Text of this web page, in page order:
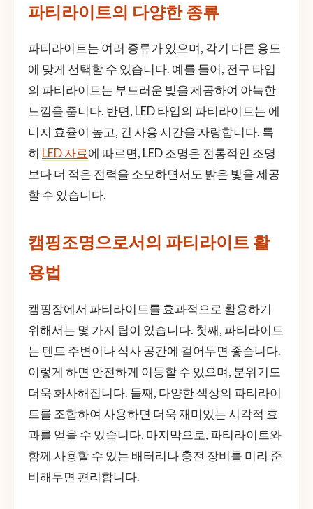
파티라이트의 다양한 종류
파티라이트는 여러 종류가 있으며, 각기 다른 용도
에 맞게 선택할 수 있습니다. 예를 들어, 전구 타입
의 파티라이트는 부드러운 빛을 제공하여 아늑한
느낌을 줍니다. 반면, LED 타입의 파티라이트는 에
너지 효율이 높고, 긴 사용 시간을 자랑합니다. 특
히 LED 자료에 따르면, LED 조명은 전통적인 조명
보다 더 적은 전력을 소모하면서도 밝은 빛을 제공
할 수 있습니다.
캠핑조명으로서의 파티라이트 활
용법
캠핑장에서 파티라이트를 효과적으로 활용하기
위해서는 몇 가지 팁이 있습니다. 첫째, 파티라이트
는 텐트 주변이나 식사 공간에 걸어두면 좋습니다.
이렇게 하면 안전하게 이동할 수 있으며, 분위기도
더욱 화사해집니다. 둘째, 다양한 색상의 파티라이
트를 조합하여 사용하면 더욱 재미있는 시각적 효
과를 얻을 수 있습니다. 마지막으로, 파티라이트와
함께 사용할 수 있는 배터리나 충전 장비를 미리 준
비해두면 편리합니다.